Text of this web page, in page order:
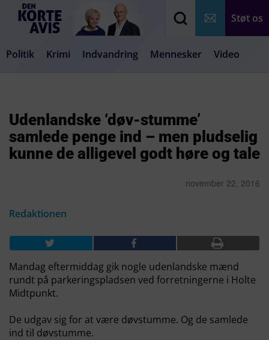
Støt os
Politik Krimi Indvandring Mennesker Video
Udenlandske ‘døv-stumme’
samlede penge ind – men pludselig
kunne de alligevel godt høre og tale
november 22, 2016
Redaktionen
Mandag eftermiddag gik nogle udenlandske mænd
rundt på parkeringspladsen ved forretningerne i Holte
Midtpunkt.
De udgav sig for at være døvstumme. Og de samlede
ind til døvstumme.